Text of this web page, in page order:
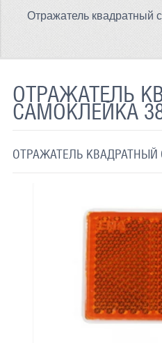
Отражатель квадратный
ОТРАЖАТЕЛЬ
САМОКЛЕЙКА
ОТРАЖАТЕЛЬ